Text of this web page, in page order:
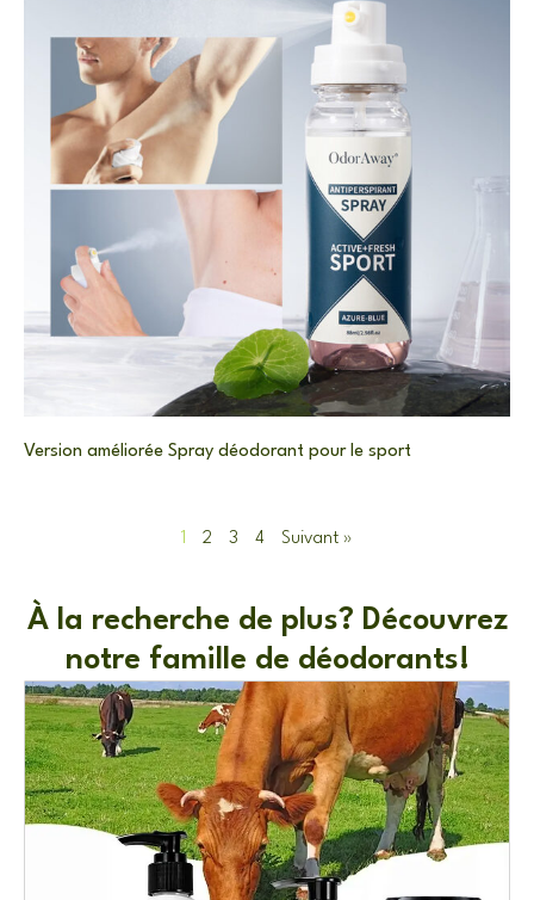
Version améliorée Spray déodorant pour le sport
1 2 3 4 Suivant »
À la recherche de plus? Découvrez
notre famille de déodorants!